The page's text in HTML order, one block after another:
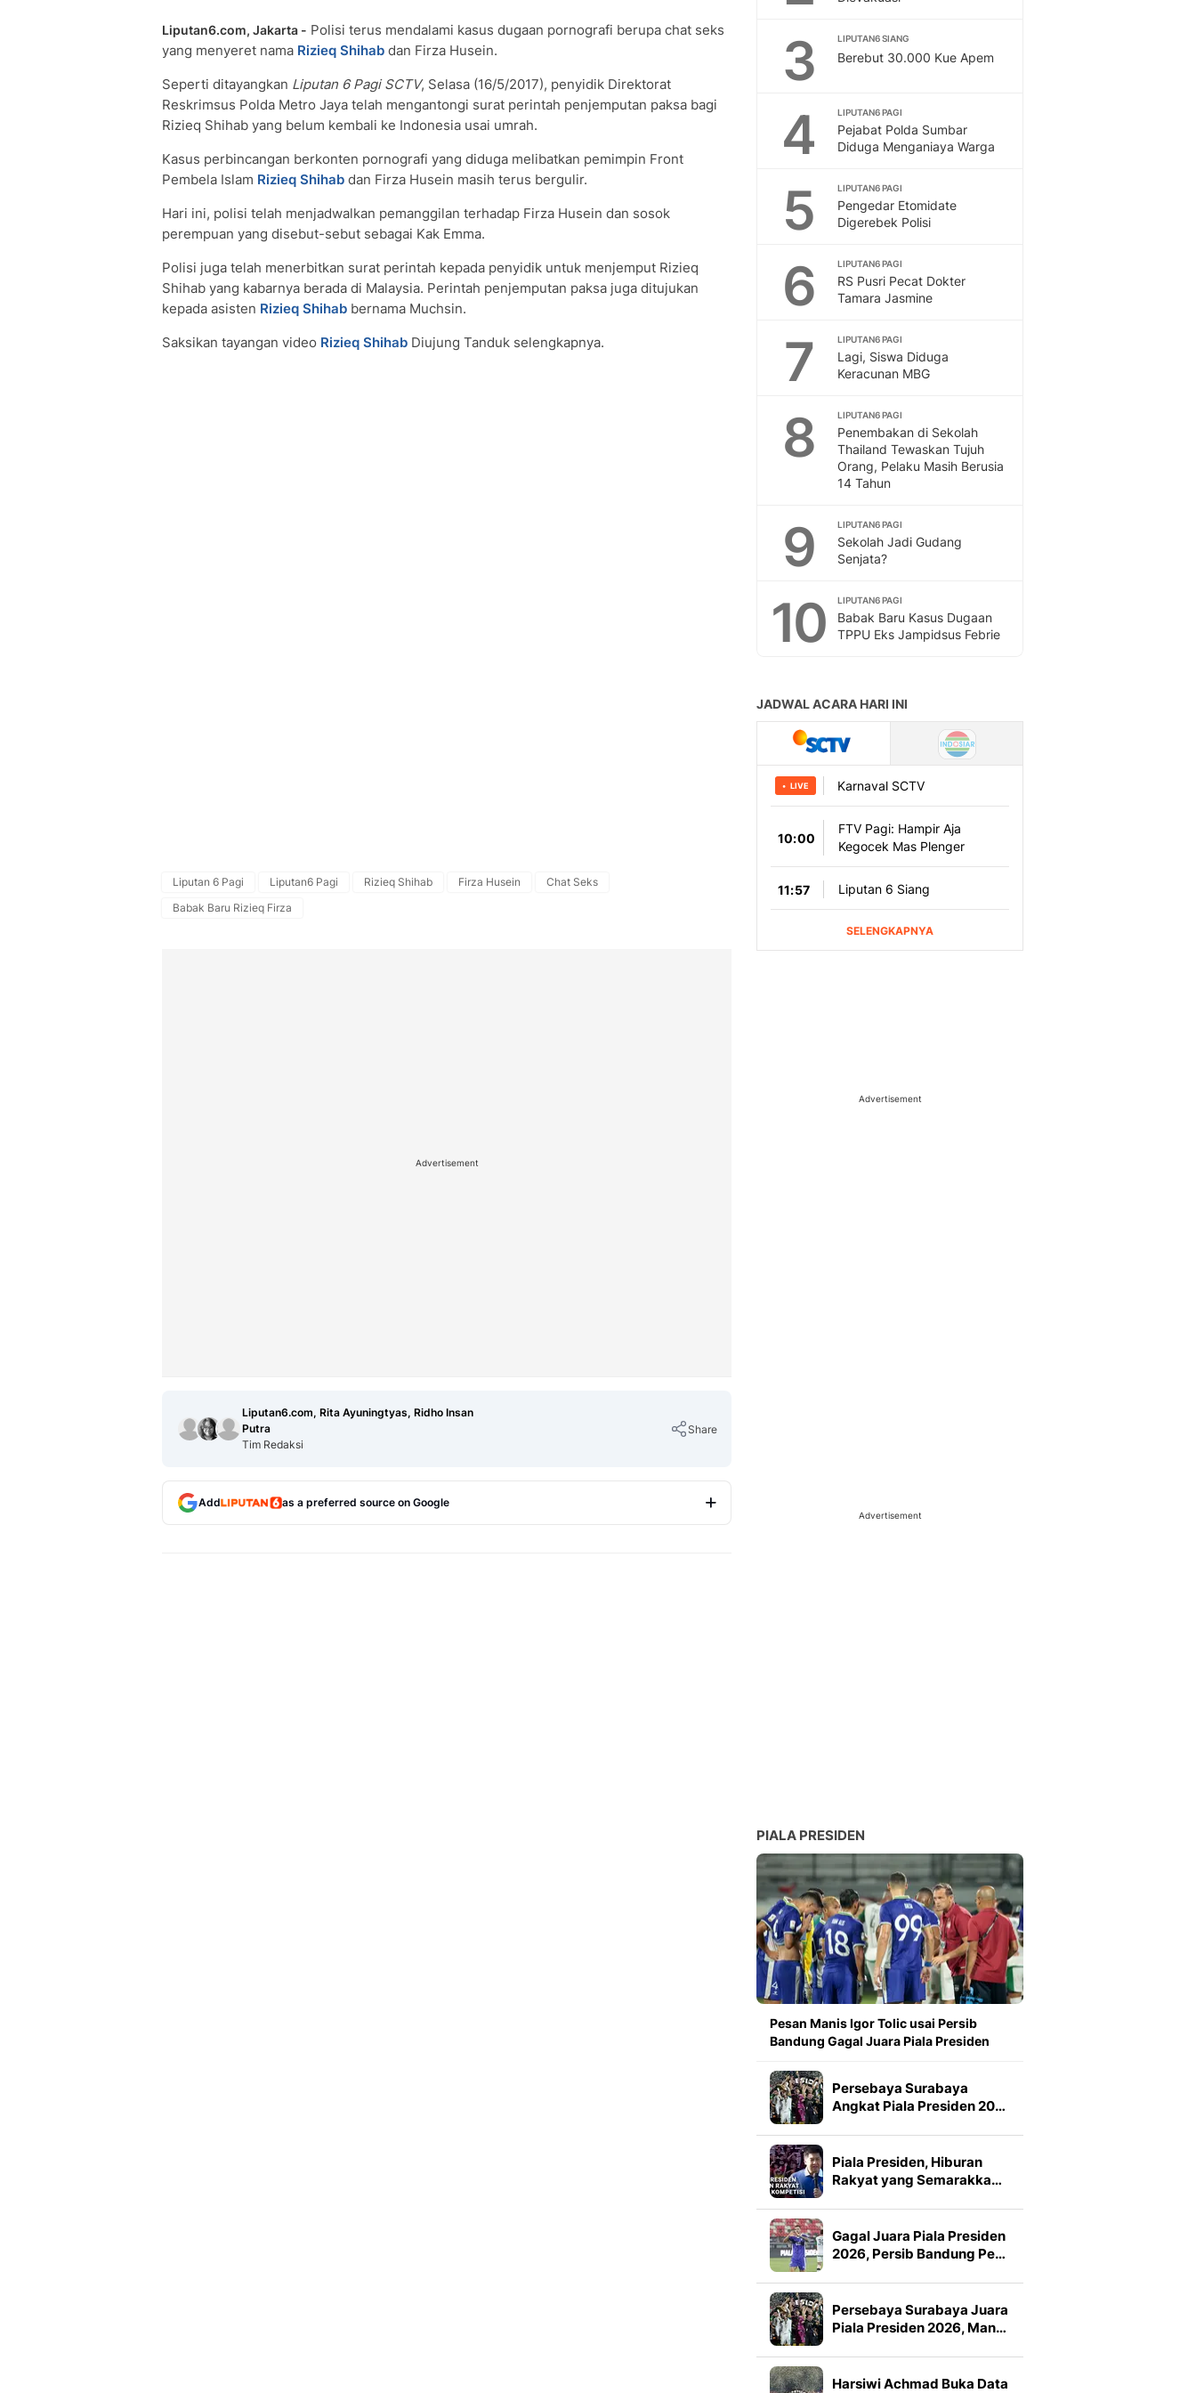
Liputan6.com, Jakarta - Polisi terus mendalami kasus dugaan pornografi berupa chat seks
yang menyeret nama Rizieq Shihab dan Firza Husein.
Seperti ditayangkan Liputan 6 Pagi SCTV, Selasa (16/5/2017), penyidik Direktorat
Reskrimsus Polda Metro Jaya telah mengantongi surat perintah penjemputan paksa bagi
Rizieq Shihab yang belum kembali ke Indonesia usai umrah.
Kasus perbincangan berkonten pornografi yang diduga melibatkan pemimpin Front
Pembela Islam Rizieq Shihab dan Firza Husein masih terus bergulir.
Hari ini, polisi telah menjadwalkan pemanggilan terhadap Firza Husein dan sosok
perempuan yang disebut-sebut sebagai Kak Emma.
Polisi juga telah menerbitkan surat perintah kepada penyidik untuk menjemput Rizieq
Shihab yang kabarnya berada di Malaysia. Perintah penjemputan paksa juga ditujukan
kepada asisten Rizieq Shihab bernama Muchsin.
Saksikan tayangan video Rizieq Shihab Diujung Tanduk selengkapnya.
Liputan 6 Pagi Liputan6 Pagi Rizieq Shihab Firza Husein
Chat Seks
Babak Baru Rizieq Firza
Advertisement
Liputan6.com, Rita Ayuningtyas, Ridho Insan
Putra
Tim Redaksi
Share
Add as a preferred source on Google
3 LIPUTAN6 SIANG
Berebut 30.000 Kue Apem
4 LIPUTAN6 PAGI
Pejabat Polda Sumbar
Diduga Menganiaya Warga
5 LIPUTAN6 PAGI
Pengedar Etomidate
Digerebek Polisi
6 LIPUTAN6 PAGI
RS Pusri Pecat Dokter
Tamara Jasmine
7 LIPUTAN6 PAGI
Lagi, Siswa Diduga
Keracunan MBG
8 LIPUTAN6 PAGI
Penembakan di Sekolah
Thailand Tewaskan Tujuh
Orang, Pelaku Masih Berusia
14 Tahun
9 LIPUTAN6 PAGI
Sekolah Jadi Gudang
Senjata?
10 LIPUTAN6 PAGI
Babak Baru Kasus Dugaan
TPPU Eks Jampidsus Febrie
Advertisement
Advertisement
PIALA PRESIDEN
Pesan Manis Igor Tolic usai Persib
Bandung Gagal Juara Piala Presiden
Persebaya Surabaya
Angkat Piala Presiden 20…
Piala Presiden, Hiburan
Rakyat yang Semarakka…
Gagal Juara Piala Presiden
2026, Persib Bandung Pe…
Persebaya Surabaya Juara
Piala Presiden 2026, Man…
Harsiwi Achmad Buka Data